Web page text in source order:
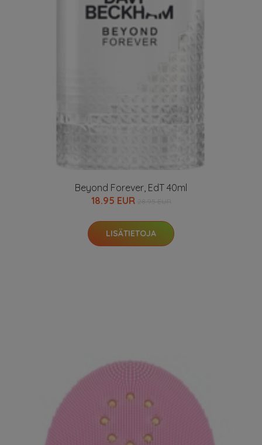
Beyond Forever, EdT 40ml
18.95 EUR
LISÄTIETOJA